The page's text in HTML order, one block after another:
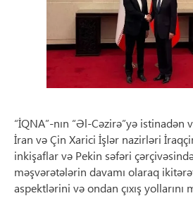
“İQNA”-nın “Əl-Cəzirə”yə istinadən
İran və Çin Xarici İşlər nazirləri
inkişaflar və Pekin səfəri
məşvərətələrin davamı olaraq
aspektlərini və ondan çıxış yollarını